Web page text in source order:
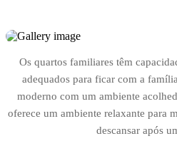
Os quartos familiares têm
adequados para ficar com a
moderno com um ambiente
oferece um ambiente relaxante para
descansar após